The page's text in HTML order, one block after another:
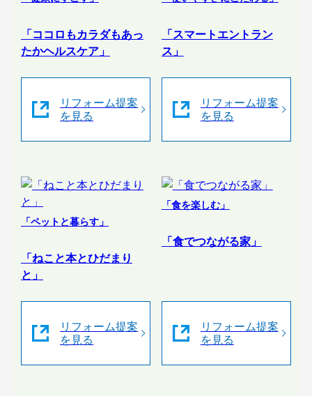
「ココロもカラダもあっ
たかヘルスケア」
リフォーム提案
を見る
「スマートエントラン
ス」
リフォーム提案
を見る
「ペットと暮らす」
「ねこと本とひだまり
と」
リフォーム提案
を見る
「食を楽しむ」
「食でつながる家」
リフォーム提案
を見る